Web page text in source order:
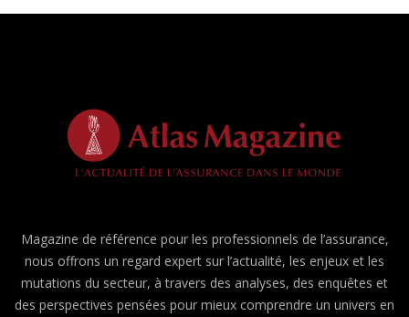
Magazine de référence pour les professionnels de l’assurance,
nous offrons un regard expert sur l’actualité, les enjeux et les
mutations du secteur, à travers des analyses, des enquêtes et
des perspectives pensées pour mieux comprendre un univers en